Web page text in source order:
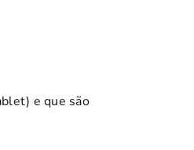
e que são